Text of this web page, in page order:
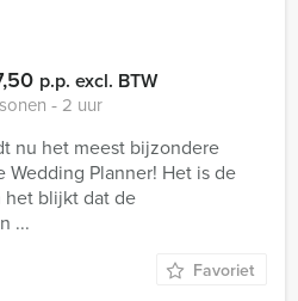
p.p. excl. BTW
‐ 2 uur
nu het meest bijzondere
Planner! Het is de
blijkt dat de
...
Favoriet